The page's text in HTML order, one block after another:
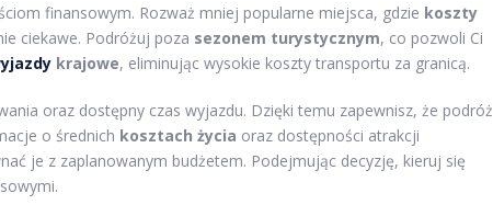
finansowym. Rozważ mniej popularne miejsca, gdzie koszty
ciekawe. Podróżuj poza sezonem turystycznym, co pozwoli Ci
krajowe, eliminując wysokie koszty transportu za granicą.
oraz dostępny czas wyjazdu. Dzięki temu zapewnisz, że podróż
o średnich kosztach życia oraz dostępności atrakcji
je z zaplanowanym budżetem. Podejmując decyzję, kieruj się